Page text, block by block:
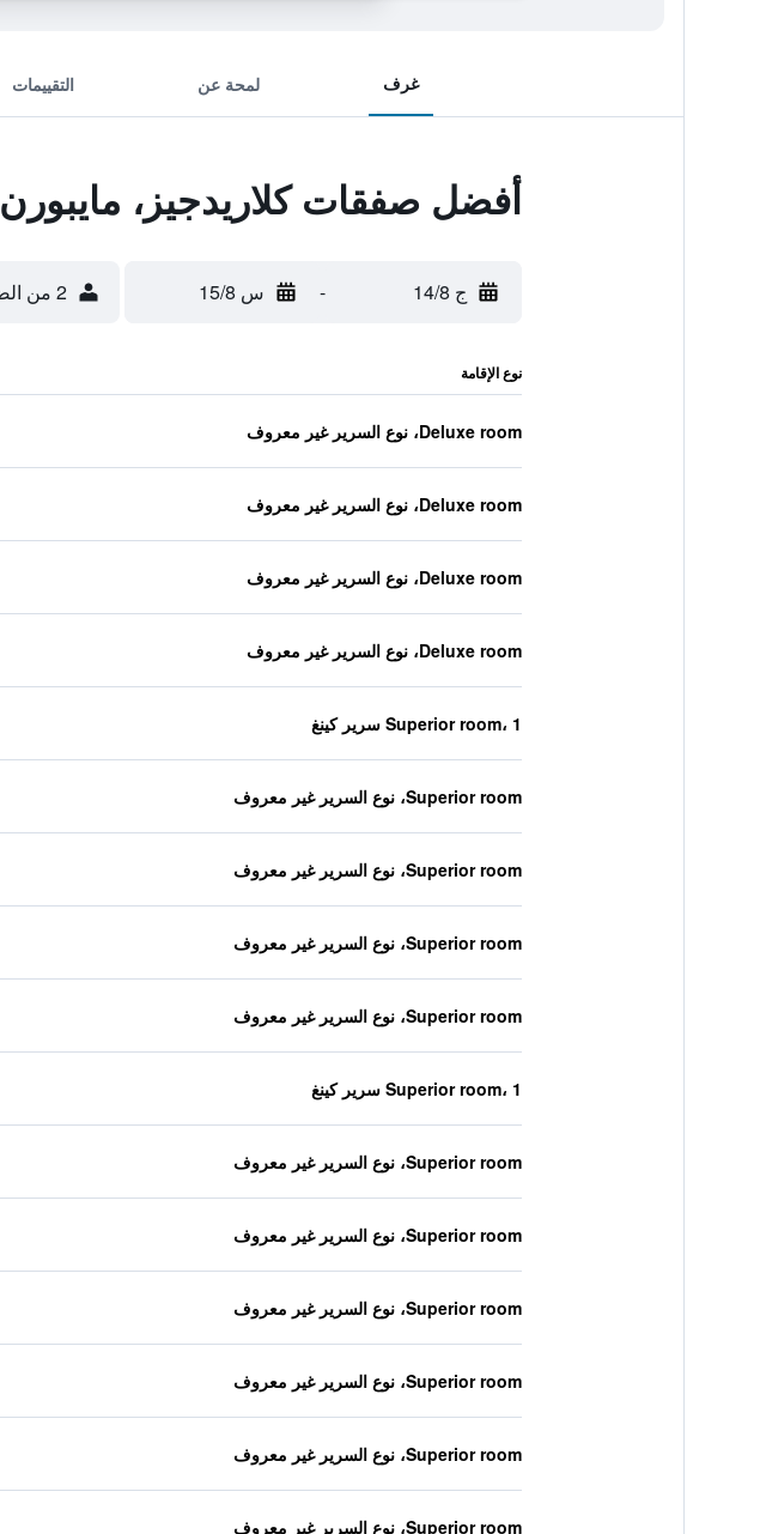
غرف لمحة عن التقييمات
أفضل صفقات كلاريدجيز، مايبورن
ج 14/8 - س 15/8 2 من الضيوف، غرفة واحدة
نوع الإقامة
Deluxe room، نوع السرير غير معروف
Deluxe room، نوع السرير غير معروف
Deluxe room، نوع السرير غير معروف
Deluxe room، نوع السرير غير معروف
Superior room، 1 سرير كينغ
Superior room، نوع السرير غير معروف
Superior room، نوع السرير غير معروف
Superior room، نوع السرير غير معروف
Superior room، نوع السرير غير معروف
Superior room، 1 سرير كينغ
Superior room، نوع السرير غير معروف
Superior room، نوع السرير غير معروف
Superior room، نوع السرير غير معروف
Superior room، نوع السرير غير معروف
Superior room، نوع السرير غير معروف
Superior room، نوع السرير غير معروف